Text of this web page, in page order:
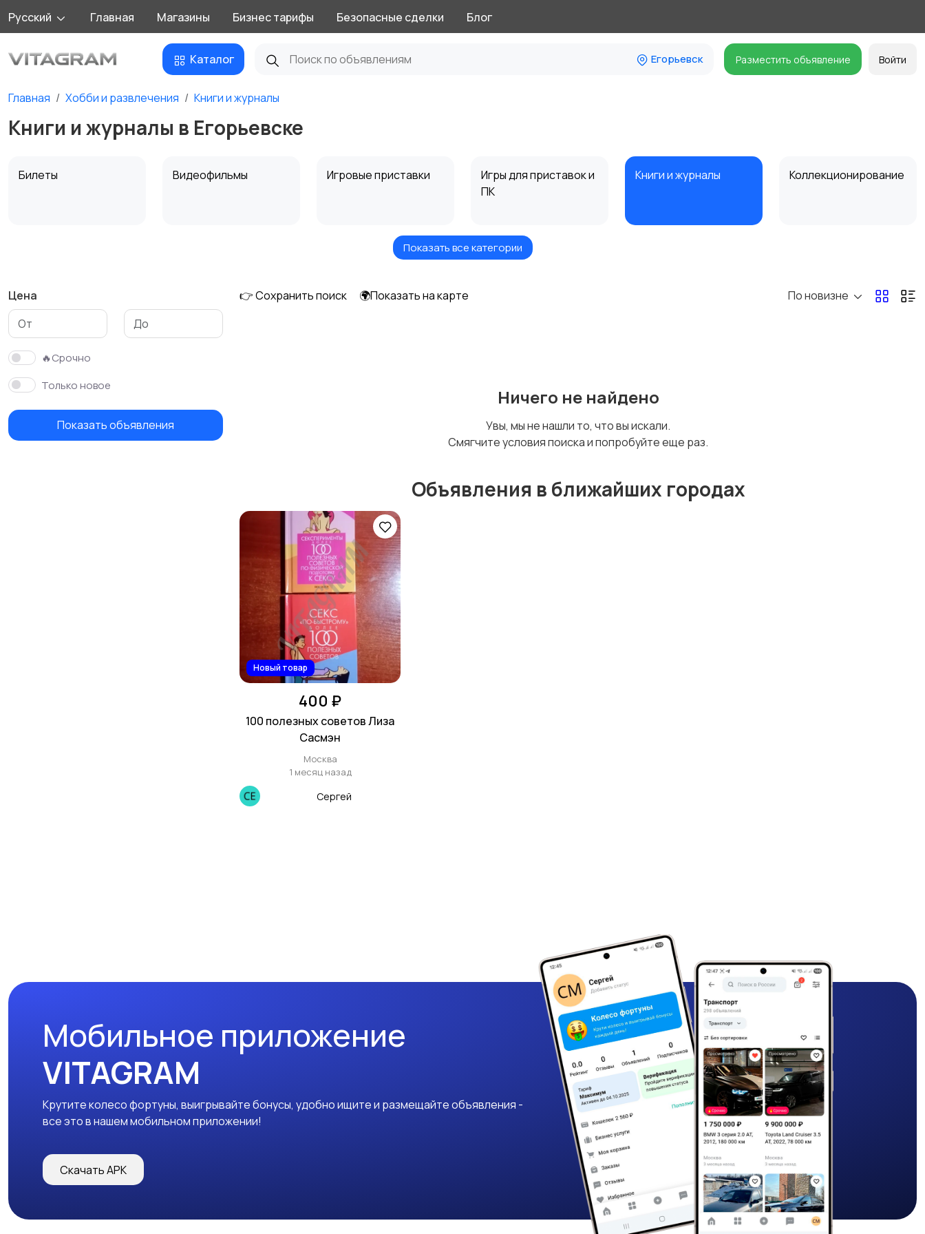
Русский Главная Магазины Бизнес тарифы Безопасные сделки Блог
Каталог Егорьевск Разместить объявление Войти
Главная Хобби и развлечения Книги и журналы
Книги и журналы в Егорьевске
Билеты Видеофильмы Игровые приставки
Игры для приставок и
ПК
Книги и журналы Коллекционирование
Музыкальные
Настольные игры
Показать все категории
Цена
🔥Срочно
Только новое
Показать объявления
👉 Сохранить поиск 🌍Показать на карте По новизне
Ничего не найдено
Увы, мы не нашли то, что вы искали.
Смягчите условия поиска и попробуйте еще раз.
Объявления в ближайших городах
Новый товар
400 ₽
100 полезных советов Лиза
Сасмэн
Москва
1 месяц назад
Сергей
Мобильное приложение
VITAGRAM
Крутите колесо фортуны, выигрывайте бонусы, удобно ищите и размещайте объявления -
все это в нашем мобильном приложении!
Скачать APK